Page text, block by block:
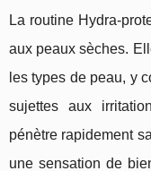
La routine Hydra-
aux peaux sèches.
les types de peau, y
sujettes aux
pénètre rapidement
une sensation de